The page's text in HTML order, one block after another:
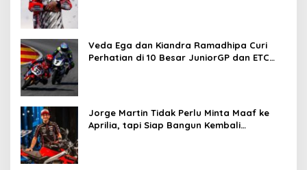
Veda Ega dan Kiandra Ramadhipa Curi
Perhatian di 10 Besar JuniorGP dan ETC
Jorge Martin Tidak Perlu Minta Maaf ke
Aprilia, tapi Siap Bangun Kembali